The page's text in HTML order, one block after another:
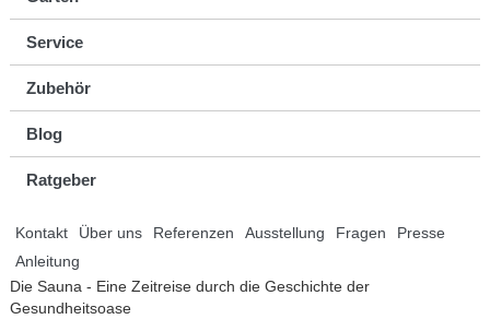
Service
Zubehör
Blog
Ratgeber
Kontakt Über uns Referenzen Ausstellung Fragen
Presse
Anleitung
Die Sauna - Eine Zeitreise durch die Geschichte der
Gesundheitsoase